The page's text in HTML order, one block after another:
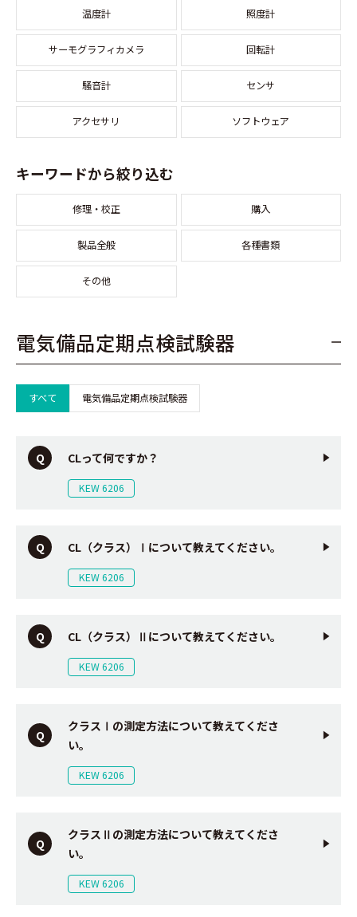
温度計 照度計
サーモグラフィカメラ 回転計
騒音計 センサ
アクセサリ ソフトウェア
キーワードから絞り込む
修理・校正 購入
製品全般 各種書類
その他
電気備品定期点検試験器
すべて 電気備品定期点検試験器
CLって何ですか？
KEW 6206
CL（クラス）Ⅰについて教えてください。
KEW 6206
CL（クラス）Ⅱについて教えてください。
KEW 6206
クラスⅠの測定方法について教えてくださ
い。
KEW 6206
クラスⅡの測定方法について教えてくださ
い。
KEW 6206